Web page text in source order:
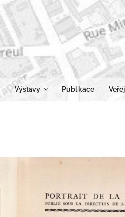
Pohledy
Výstavy Publikace